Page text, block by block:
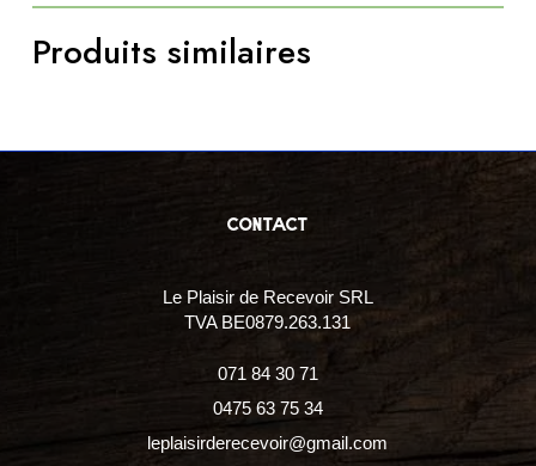
légumes
Produits similaires
contact
Le Plaisir de Recevoir SRL
TVA BE0879.263.131
071 84 30 71
0475 63 75 34
leplaisirderecevoir@gmail.com